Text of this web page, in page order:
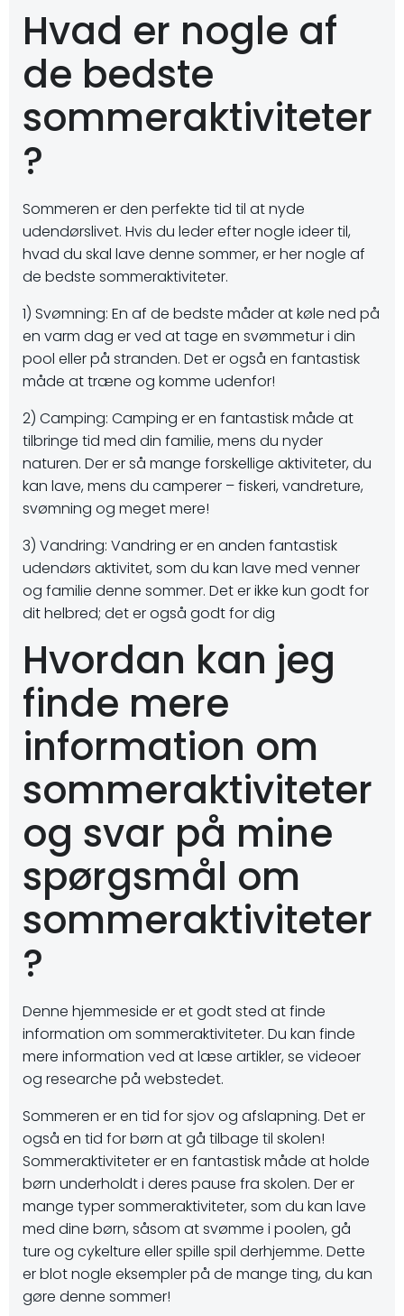
Hvad er nogle af
de bedste
sommeraktiviteter
?
Sommeren er den perfekte tid til at nyde
udendørslivet. Hvis du leder efter nogle ideer til,
hvad du skal lave denne sommer, er her nogle af
de bedste sommeraktiviteter.
1) Svømning: En af de bedste måder at køle ned på
en varm dag er ved at tage en svømmetur i din
pool eller på stranden. Det er også en fantastisk
måde at træne og komme udenfor!
2) Camping: Camping er en fantastisk måde at
tilbringe tid med din familie, mens du nyder
naturen. Der er så mange forskellige aktiviteter, du
kan lave, mens du camperer – fiskeri, vandreture,
svømning og meget mere!
3) Vandring: Vandring er en anden fantastisk
udendørs aktivitet, som du kan lave med venner
og familie denne sommer. Det er ikke kun godt for
dit helbred; det er også godt for dig
Hvordan kan jeg
finde mere
information om
sommeraktiviteter
og svar på mine
spørgsmål om
sommeraktiviteter
?
Denne hjemmeside er et godt sted at finde
information om sommeraktiviteter. Du kan finde
mere information ved at læse artikler, se videoer
og researche på webstedet.
Sommeren er en tid for sjov og afslapning. Det er
også en tid for børn at gå tilbage til skolen!
Sommeraktiviteter er en fantastisk måde at holde
børn underholdt i deres pause fra skolen. Der er
mange typer sommeraktiviteter, som du kan lave
med dine børn, såsom at svømme i poolen, gå
ture og cykelture eller spille spil derhjemme. Dette
er blot nogle eksempler på de mange ting, du kan
gøre denne sommer!